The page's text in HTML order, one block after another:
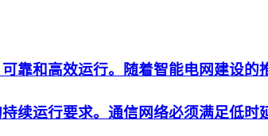
靠和高效运行。随着智能电网建设的
续运行要求。通信网络必须满足低时